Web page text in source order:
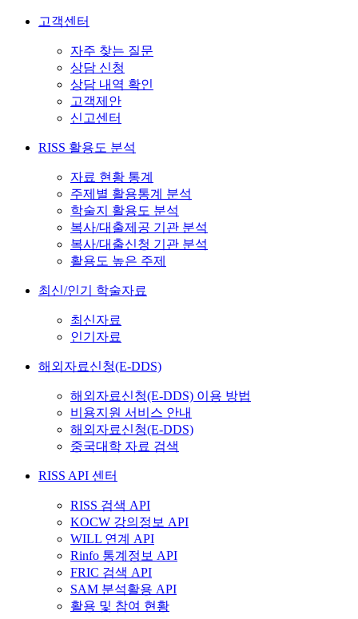
고객센터
자주 찾는 질문
상담 신청
상담 내역 확인
고객제안
신고센터
RISS 활용도 분석
자료 현황 통계
주제별 활용통계 분석
학술지 활용도 분석
복사/대출제공 기관 분석
복사/대출신청 기관 분석
활용도 높은 주제
최신/인기 학술자료
최신자료
인기자료
해외자료신청(E-DDS)
해외자료신청(E-DDS) 이용 방법
비용지원 서비스 안내
해외자료신청(E-DDS)
중국대학 자료 검색
RISS API 센터
RISS 검색 API
KOCW 강의정보 API
WILL 연계 API
Rinfo 통계정보 API
FRIC 검색 API
SAM 분석활용 API
활용 및 참여 현황